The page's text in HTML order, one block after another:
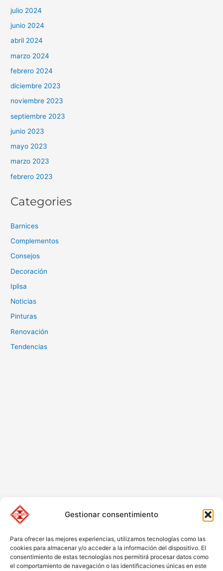
Gestionar consentimiento
Para ofrecer las mejores experiencias, utilizamos tecnologías como las
cookies para almacenar y/o acceder a la información del dispositivo. El
consentimiento de estas tecnologías nos permitirá procesar datos como
el comportamiento de navegación o las identificaciones únicas en este
julio 2024
junio 2024
abril 2024
marzo 2024
febrero 2024
diciembre 2023
noviembre 2023
septiembre 2023
junio 2023
mayo 2023
marzo 2023
febrero 2023
Categories
Barnices
Complementos
Consejos
Decoración
Iplisa
Noticias
Pinturas
Renovación
Tendencias